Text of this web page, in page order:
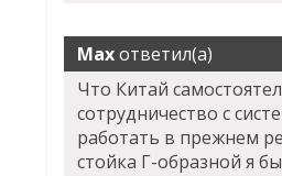
Maxответил(а)
Что Китай
сотрудничество с
работать в прежнем
стойка Г-образной я